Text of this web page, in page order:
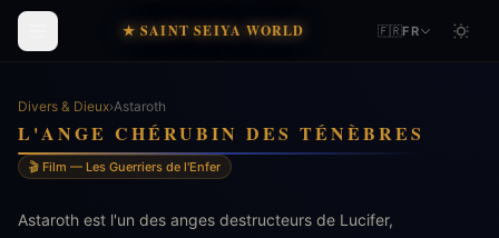
★ SAINT SEIYA WORLD 🇫🇷FR
Divers & Dieux›Astaroth
L'ANGE CHÉRUBIN DES TÉNÈBRES
🎬 Film — Les Guerriers de l'Enfer
Astaroth est l'un des anges destructeurs de Lucifer,